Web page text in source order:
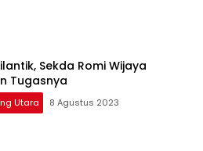
Sekda Romi Wijaya
Tugasnya
Utara 8 Agustus 2023